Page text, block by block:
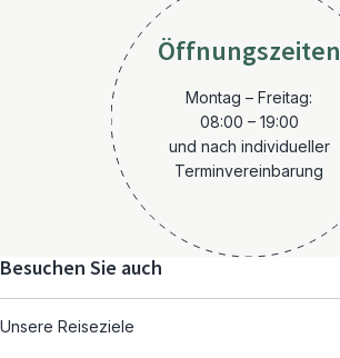
Öffnungszeiten
Montag – Freitag:
08:00 – 19:00
und nach individueller
Terminvereinbarung
Besuchen Sie auch
Unsere Reiseziele